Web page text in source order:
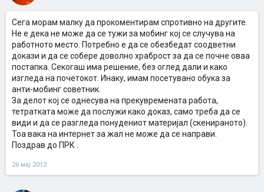
Сега морам малку да прокоментирам спротивно на другите.
Не е дека не може да се тужи за мобинг кој се случува на
работното место. Потребно е да се обезбедат соодветни
докази и да се собере доволно храброст за да се почне оваа
постапка. Секогаш има решение, без оглед дали и како
изгледа на почетокот. Инаку, имам посетувано обука за
анти-мобинг советник.
За делот кој се однесува на прекувремената работа,
тетратката може да послужи како доказ, само треба да се
види и да се разгледа понудениот материјал (скенираното).
Тоа вака на интернет за жал не може да се направи.
Поздрав до ПРК .
26 мај 2012